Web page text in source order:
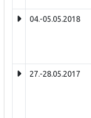
04.-05.05.2018
27.-28.05.2017